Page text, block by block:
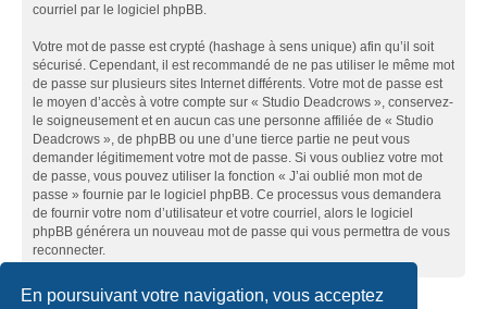
En poursuivant votre navigation, vous acceptez
courriel par le logiciel phpBB.
Votre mot de passe est crypté (hashage à sens unique) afin qu’il soit
sécurisé. Cependant, il est recommandé de ne pas utiliser le même mot
de passe sur plusieurs sites Internet différents. Votre mot de passe est
le moyen d’accès à votre compte sur « Studio Deadcrows », conservez-
le soigneusement et en aucun cas une personne affiliée de « Studio
Deadcrows », de phpBB ou une d’une tierce partie ne peut vous
demander légitimement votre mot de passe. Si vous oubliez votre mot
de passe, vous pouvez utiliser la fonction « J’ai oublié mon mot de
passe » fournie par le logiciel phpBB. Ce processus vous demandera
de fournir votre nom d’utilisateur et votre courriel, alors le logiciel
phpBB générera un nouveau mot de passe qui vous permettra de vous
reconnecter.